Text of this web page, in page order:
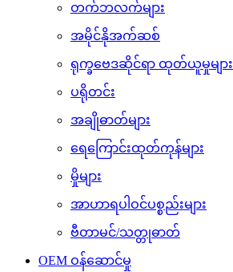
တက်ဘလက်များ
အမိုင်နိုအက်ဆစ်
ရုက္ခဗေဒဆိုင်ရာ ထုတ်ယူမှုများ
ပရိုတင်း
အချိုဓာတ်များ
ရေကြောင်းထုတ်ကုန်များ
မှိုများ
အာဟာရပါဝင်ပစ္စည်းများ
ဗီတာမင်/သတ္တုဓာတ်
OEM ဝန်ဆောင်မှု